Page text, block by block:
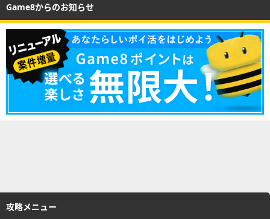
Game8からのお知らせ
攻略メニュー